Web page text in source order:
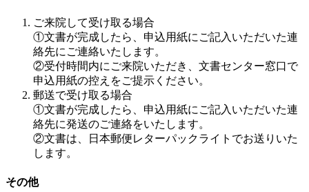
ご来院して受け取る場合
①文書が完成したら、申込用紙にご記入いただいた連
絡先にご連絡いたします。
②受付時間内にご来院いただき、文書センター窓口で
申込用紙の控えをご提示ください。
郵送で受け取る場合
①文書が完成したら、申込用紙にご記入いただいた連
絡先に発送のご連絡をいたします。
②文書は、日本郵便レターパックライトでお送りいた
します。
その他